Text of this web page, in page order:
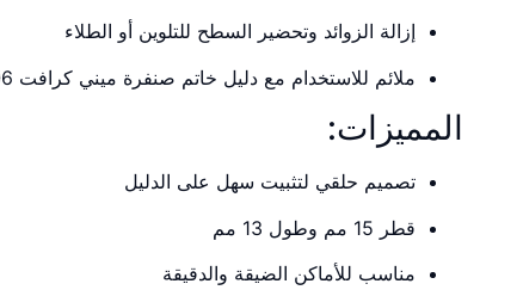
إزالة الزوائد وتحضير السطح للتلوين أو الطلاء
ملائم للاستخدام مع دليل خاتم صنفرة ميني كرافت Ø6 مم
المميزات:
تصميم حلقي لتثبيت سهل على الدليل
قطر 15 مم وطول 13 مم
مناسب للأماكن الضيقة والدقيقة